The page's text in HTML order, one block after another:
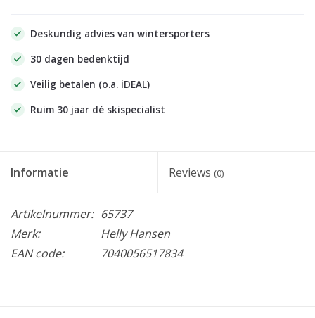
Deskundig advies van wintersporters
30 dagen bedenktijd
Veilig betalen (o.a. iDEAL)
Ruim 30 jaar dé skispecialist
Informatie Reviews (0)
Artikelnummer: 65737
Merk:
Helly Hansen
EAN code:
7040056517834